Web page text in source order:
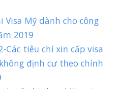
Visa Mỹ dành cho công
2019
Các tiêu chí xin cấp visa
định cư theo chính